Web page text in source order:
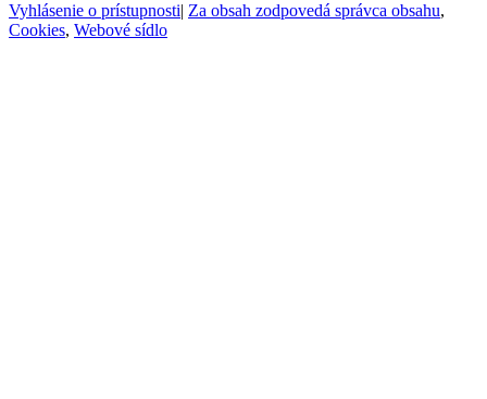
Vyhlásenie o prístupnosti| Za obsah zodpovedá správca obsahu,
Cookies, Webové sídlo